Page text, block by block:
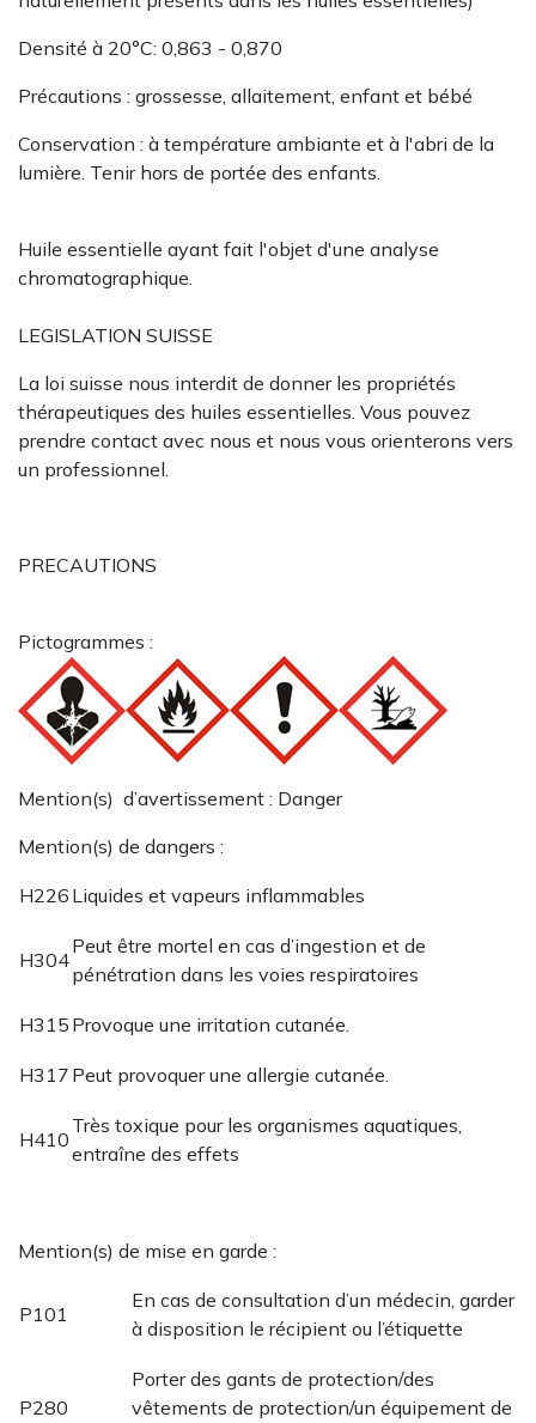
Densité à 20°C: 0,863 - 0,870
Précautions : grossesse, allaitement, enfant et bébé
Conservation : à température ambiante et à l'abri de la
lumière. Tenir hors de portée des enfants.
Huile essentielle ayant fait l'objet d'une analyse
chromatographique.
LEGISLATION SUISSE
La loi suisse nous interdit de donner les propriétés
thérapeutiques des huiles essentielles. Vous pouvez
prendre contact avec nous et nous vous orienterons vers
un professionnel.
PRECAUTIONS
Pictogrammes :
Mention(s) d’avertissement : Danger
Mention(s) de dangers :
H226 Liquides et vapeurs inflammables
H304
Peut être mortel en cas d’ingestion et de
pénétration dans les voies respiratoires
H315 Provoque une irritation cutanée.
H317 Peut provoquer une allergie cutanée.
H410
Très toxique pour les organismes aquatiques,
entraîne des effets
Mention(s) de mise en garde :
P101
En cas de consultation d’un médecin, garder
à disposition le récipient ou l’étiquette
P280
Porter des gants de protection/des
vêtements de protection/un équipement de